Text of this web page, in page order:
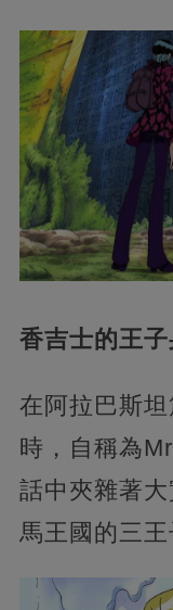
香吉士的王
在阿拉巴斯
時，自稱為
話中夾雜著
馬王國的三王